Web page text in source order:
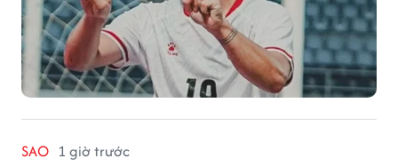
SAO 1 giờ trước